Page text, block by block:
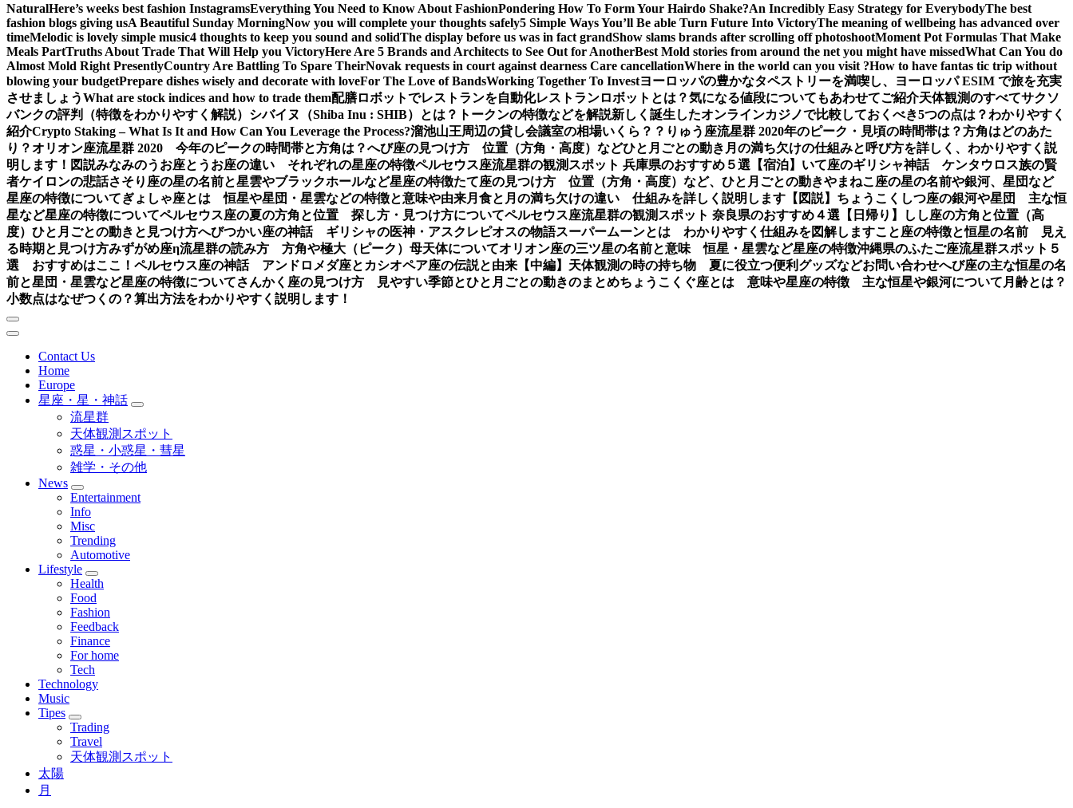
NaturalHere’s weeks best fashion InstagramsEverything You Need to Know About FashionPondering How To Form Your Hairdo Shake?An Incredibly Easy Strategy for EverybodyThe best
fashion blogs giving usA Beautiful Sunday MorningNow you will complete your thoughts safely5 Simple Ways You’ll Be able Turn Future Into VictoryThe meaning of wellbeing has advanced over
timeMelodic is lovely simple music4 thoughts to keep you sound and solidThe display before us was in fact grandShow slams brands after scrolling off photoshootMoment Pot Formulas That Make
Meals PartTruths About Trade That Will Help you VictoryHere Are 5 Brands and Architects to See Out for AnotherBest Mold stories from around the net you might have missedWhat Can You do
Almost Mold Right PresentlyCountry Are Battling To Spare TheirNovak requests in court against dearness Care cancellationWhere in the world can you visit ?How to have fantas tic trip without
blowing your budgetPrepare dishes wisely and decorate with loveFor The Love of BandsWorking Together To Investヨーロッパの豊かなタペストリーを満喫し、ヨーロッパ ESIM で旅を充実
させましょうWhat are stock indices and how to trade them配膳ロボットでレストランを自動化レストランロボットとは？気になる値段についてもあわせてご紹介天体観測のすべてサクソ
バンクの評判（特徴をわかりやすく解説） シバイヌ（Shiba Inu : SHIB）とは？トークンの特徴などを解説新しく誕生したオンラインカジノで比較しておくべき5つの点は？わかりやすく
紹介Crypto Staking – What Is It and How Can You Leverage the Process?溜池山王周辺の貸し会議室の相場いくら？？ りゅう座流星群 2020年のピーク・見頃の時間帯は？方角はどのあた
り？オリオン座流星群 2020 今年のピークの時間帯と方角は？へび座の見つけ方 位置（方角・高度）などひと月ごとの動き 月の満ち欠けの仕組みと呼び方を詳しく、わかりやすく説
明します！図説みなみのうお座とうお座の違い それぞれの星座の特徴ペルセウス座流星群の観測スポット 兵庫県のおすすめ５選【宿泊】 いて座のギリシャ神話 ケンタウロス族の賢
者ケイロンの悲話さそり座の星の名前と星雲やブラックホールなど星座の特徴たて座の見つけ方 位置（方角・高度）など、ひと月ごとの動きやまねこ座の星の名前や銀河、星団など
星座の特徴についてぎょしゃ座とは 恒星や星団・星雲などの特徴と意味や由来月食と月の満ち欠けの違い 仕組みを詳しく説明します【図説】 ちょうこくしつ座の銀河や星団 主な恒
星など星座の特徴についてペルセウス座の夏の方角と位置 探し方・見つけ方についてペルセウス座流星群の観測スポット 奈良県のおすすめ４選【日帰り】
しし座の方角と位置（高
度）ひと月ごとの動きと見つけ方へびつかい座の神話 ギリシャの医神・アスクレピオスの物語スーパームーンとは わかりやすく仕組みを図解しますこと座の特徴と恒星の名前 見え
る時期と見つけ方みずがめ座η流星群の読み方 方角や極大（ピーク）母天体についてオリオン座の三ツ星の名前と意味 恒星・星雲など星座の特徴沖縄県のふたご座流星群スポット５
選 おすすめはここ！ ペルセウス座の神話 アンドロメダ座とカシオペア座の伝説と由来【中編】 天体観測の時の持ち物 夏に役立つ便利グッズなどお問い合わせへび座の主な恒星の名
前と星団・星雲など星座の特徴についてさんかく座の見つけ方 見やすい季節とひと月ごとの動きのまとめちょうこくぐ座とは 意味や星座の特徴 主な恒星や銀河について 月齢とは？
小数点はなぜつくの？算出方法をわかりやすく説明します！
Contact Us
Home
Europe
星座・星・神話
流星群
天体観測スポット
惑星・小惑星・彗星
雑学・その他
News
Entertainment
Info
Misc
Trending
Automotive
Lifestyle
Health
Food
Fashion
Feedback
Finance
For home
Tech
Technology
Music
Tipes
Trading
Travel
天体観測スポット
太陽
月